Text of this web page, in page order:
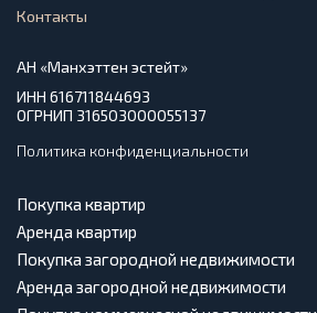
Контакты
АН «Манхэттен эстейт»
ИНН 616711844693
ОГРНИП 316503000055137
Политика конфиденциальности
Покупка квартир
Аренда квартир
Покупка загородной недвижимости
Аренда загородной недвижимости